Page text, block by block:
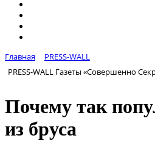
Главная
PRESS-WALL
PRESS-WALL Газеты «Совершенно
Почему так
из бруса